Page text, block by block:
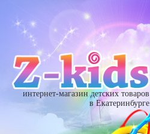
интернет-магазин детских товаров
в Екатеринбурге